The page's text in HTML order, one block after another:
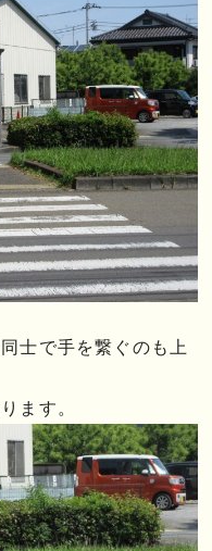
士で手を繋ぐのも上
ます。